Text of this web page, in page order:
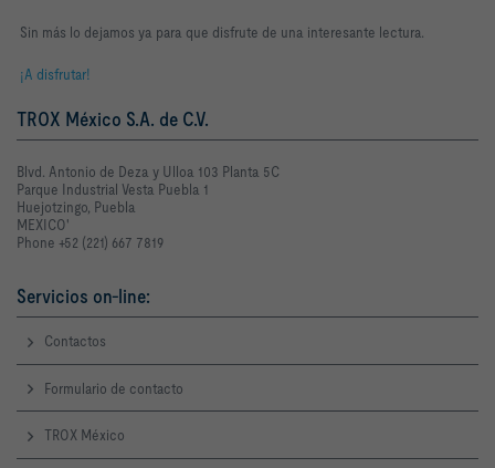
Sin más lo dejamos ya para que disfrute de una interesante lectura.
¡A disfrutar!
TROX México S.A. de C.V.
Blvd. Antonio de Deza y Ulloa 103 Planta 5C
Parque Industrial Vesta Puebla 1
Huejotzingo, Puebla
MEXICO'
Phone +52 (221) 667 7819
Servicios on-line:
Contactos
Formulario de contacto
TROX México